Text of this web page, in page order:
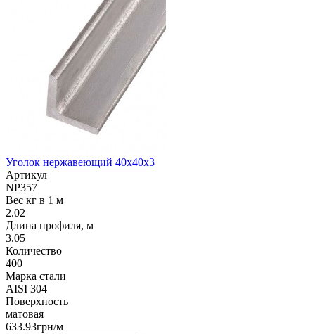
Уголок нержавеющий 40х40х3
Артикул
NP357
Вес кг в 1 м
2.02
Длина профиля, м
3.05
Количество
400
Марка стали
AISI 304
Поверхность
матовая
633.93грн/м